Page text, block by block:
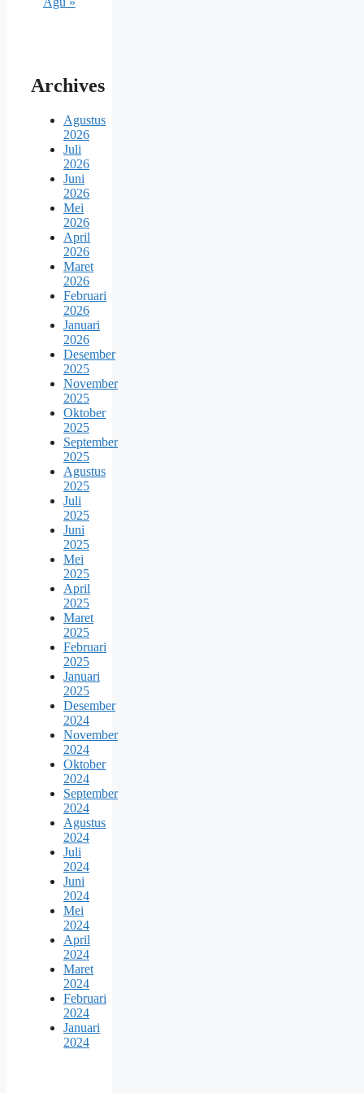
Archives
Agustus
2026
Juli
2026
Juni
2026
Mei
2026
April
2026
Maret
2026
Februari
2026
Januari
2026
Desember
2025
November
2025
Oktober
2025
September
2025
Agustus
2025
Juli
2025
Juni
2025
Mei
2025
April
2025
Maret
2025
Februari
2025
Januari
2025
Desember
2024
November
2024
Oktober
2024
September
2024
Agustus
2024
Juli
2024
Juni
2024
Mei
2024
April
2024
Maret
2024
Februari
2024
Januari
2024